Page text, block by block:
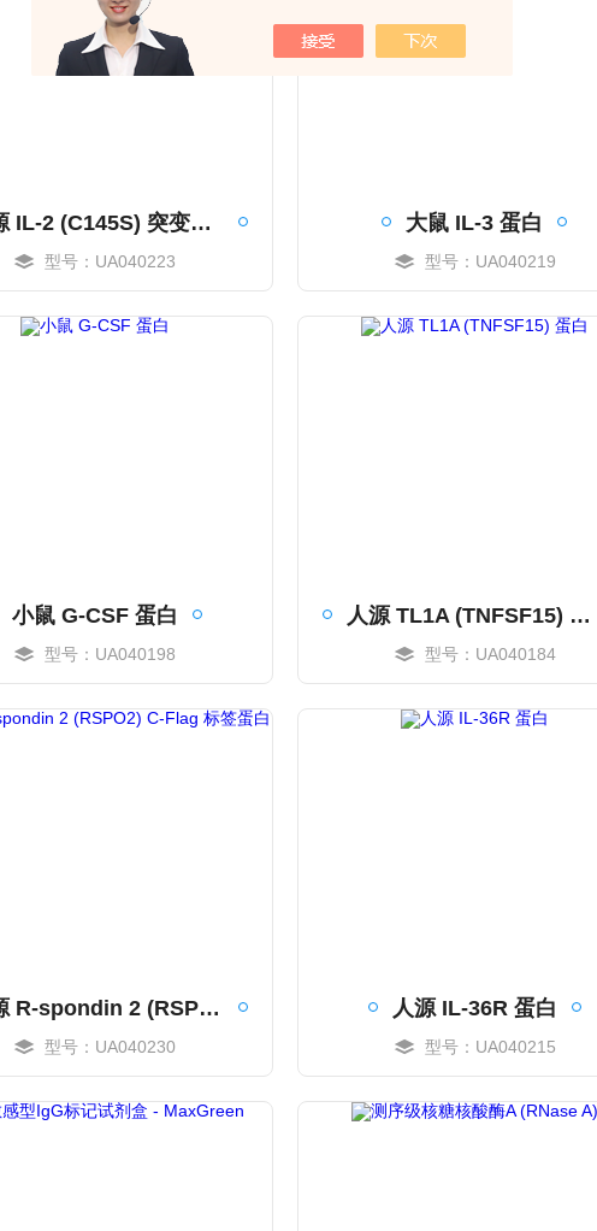
人源 IL-2 (C145S) 突变蛋白
型号：UA040223
大鼠 IL-3 蛋白
型号：UA040219
小鼠 G-CSF 蛋白
型号：UA040198
人源 TL1A (TNFSF15) 蛋白
型号：UA040184
人源 R-spondin 2 (RSPO2) C-Flag 标签蛋白
型号：UA040230
人源 IL-36R 蛋白
型号：UA040215